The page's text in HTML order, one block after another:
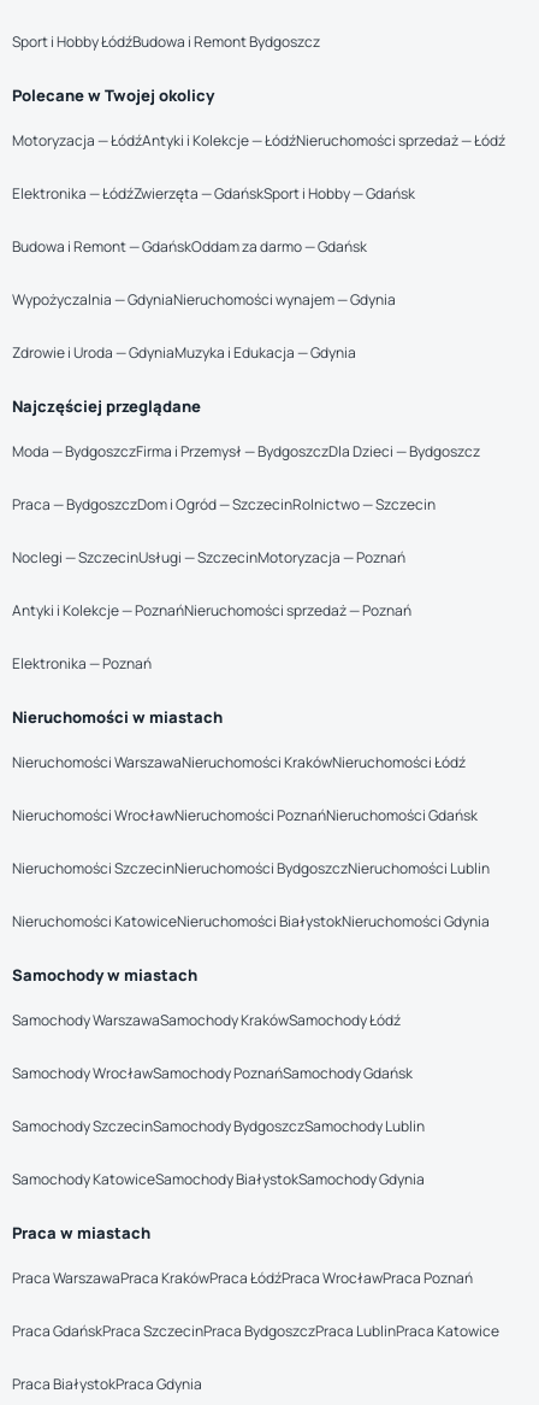
Sport i Hobby ŁódźBudowa i Remont Bydgoszcz
Polecane w Twojej okolicy
Motoryzacja — ŁódźAntyki i Kolekcje — ŁódźNieruchomości sprzedaż — Łódź
Elektronika — ŁódźZwierzęta — GdańskSport i Hobby — Gdańsk
Budowa i Remont — GdańskOddam za darmo — Gdańsk
Wypożyczalnia — GdyniaNieruchomości wynajem — Gdynia
Zdrowie i Uroda — GdyniaMuzyka i Edukacja — Gdynia
Najczęściej przeglądane
Moda — BydgoszczFirma i Przemysł — BydgoszczDla Dzieci — Bydgoszcz
Praca — BydgoszczDom i Ogród — SzczecinRolnictwo — Szczecin
Noclegi — SzczecinUsługi — SzczecinMotoryzacja — Poznań
Antyki i Kolekcje — PoznańNieruchomości sprzedaż — Poznań
Elektronika — Poznań
Nieruchomości w miastach
Nieruchomości WarszawaNieruchomości KrakówNieruchomości Łódź
Nieruchomości WrocławNieruchomości PoznańNieruchomości Gdańsk
Nieruchomości SzczecinNieruchomości BydgoszczNieruchomości Lublin
Nieruchomości KatowiceNieruchomości BiałystokNieruchomości Gdynia
Samochody w miastach
Samochody WarszawaSamochody KrakówSamochody Łódź
Samochody WrocławSamochody PoznańSamochody Gdańsk
Samochody SzczecinSamochody BydgoszczSamochody Lublin
Samochody KatowiceSamochody BiałystokSamochody Gdynia
Praca w miastach
Praca WarszawaPraca KrakówPraca ŁódźPraca WrocławPraca Poznań
Praca GdańskPraca SzczecinPraca BydgoszczPraca LublinPraca Katowice
Praca BiałystokPraca Gdynia